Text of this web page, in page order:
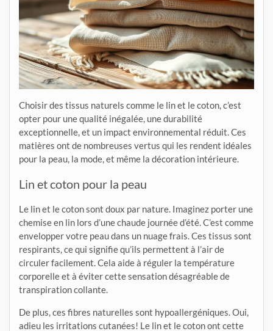
Choisir des tissus naturels comme le lin et le coton, c’est
opter pour une qualité inégalée, une durabilité
exceptionnelle, et un impact environnemental réduit. Ces
matières ont de nombreuses vertus qui les rendent idéales
pour la peau, la mode, et même la décoration intérieure.
Lin et coton pour la peau
Le lin et le coton sont doux par nature. Imaginez porter une
chemise en lin lors d’une chaude journée d’été. C’est comme
envelopper votre peau dans un nuage frais. Ces tissus sont
respirants, ce qui signifie qu’ils permettent à l’air de
circuler facilement. Cela aide à réguler la température
corporelle et à éviter cette sensation désagréable de
transpiration collante.
De plus, ces fibres naturelles sont hypoallergéniques. Oui,
adieu les irritations cutanées! Le lin et le coton ont cette